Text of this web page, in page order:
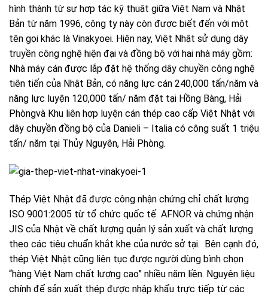
hình thành từ sự hợp tác kỹ thuật giữa Việt Nam và Nhật
Bản từ năm 1996, công ty này còn được biết đến với một
tên gọi khác là Vinakyoei. Hiện nay, Việt Nhật sử dụng dây
truyền công nghệ hiện đại và đồng bộ với hai nhà máy gồm:
Nhà máy cán được lắp đặt hệ thống dây chuyền công nghệ
tiên tiến của Nhật Bản, có năng lực cán 240,000 tấn/năm và
năng lực luyện 120,000 tấn/ năm đặt tại Hồng Bàng, Hải
Phòngvà Khu liên hợp luyện cán thép cao cấp Việt Nhật với
dây chuyền đồng bộ của Danieli – Italia có công suất 1 triệu
tấn/ năm tại Thủy Nguyên, Hải Phòng.
Thép Việt Nhật đã được công nhận chứng chỉ chất lượng
ISO 9001:2005 từ tổ chức quốc tế AFNOR và chứng nhận
JIS của Nhật về chất lượng quản lý sản xuất và chất lượng
theo các tiêu chuẩn khắt khe của nước sở tại. Bên cạnh đó,
thép Việt Nhật cũng liên tục được người dùng bình chọn
“hàng Việt Nam chất lượng cao” nhiều năm liền. Nguyên liệu
chính để sản xuất thép được nhập khẩu trực tiếp từ các